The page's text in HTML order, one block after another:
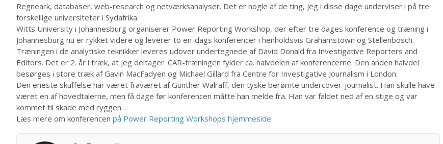
Regneark, databaser, web-research og netværksanalyser. Det er nogle af de ting, jeg i disse dage underviser i på tre
forskellige universiteter i Sydafrika.
Witts University i Johannesburg organiserer Power Reporting Workshop, der efter tre dages konference og træning i
Johannesburg nu er rykket videre og leverer to en-dags konferencer i henholdsvis Grahamstown og Stellenbosch.
Træningen i de analytiske teknikker leveres udover undertegnede af David Donald fra Investigative Reporters and
Editors. Det er 2. år i træk, at jeg deltager. CAR-træningen fylder ca. halvdelen af konferencerne. Den anden halvdel
besørges i store træk af Gavin MacFadyen og Michael Gillard fra Centre for Investigative Journalism i London.
Den eneste skuffelse har været fraværet af Günther Walraff, den tyske berømte undercover-journalist. Han skulle have
været en af hovedtalerne, men få dage før konferencen måtte han melde fra. Han var faldet ned af en stige og var
kommet til skade med ryggen…
Læs mere om konferencen på Power Reporting Workshops hjemmeside.